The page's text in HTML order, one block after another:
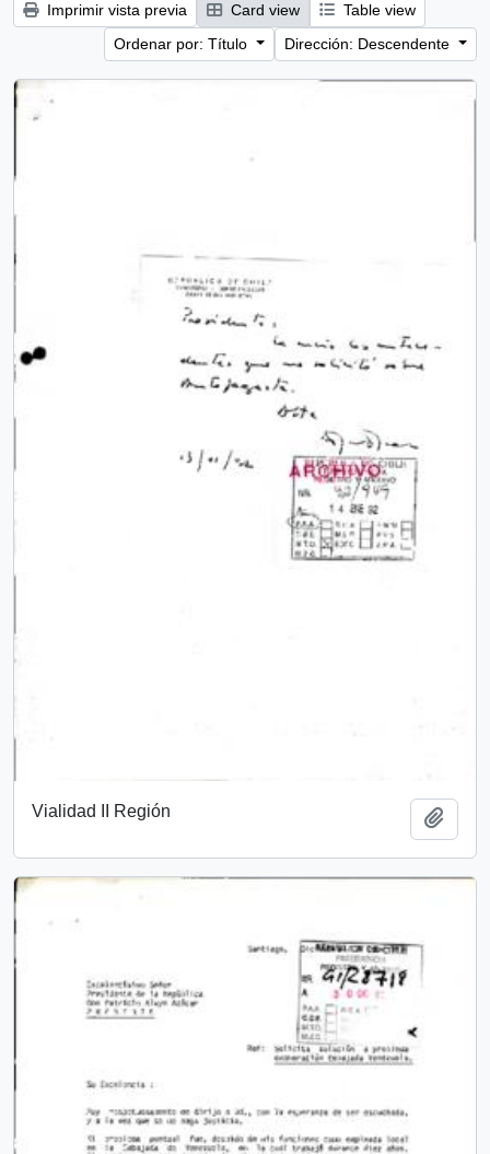
Imprimir vista previa Card view
Table view
Ordenar por: Título
Dirección: Descendente
Vialidad II Región